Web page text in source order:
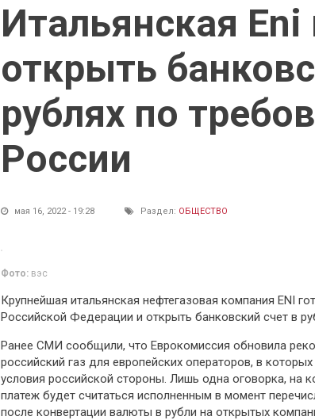
Итальянская Eni
открыть
рублях по
России
мая 16, 2022 - 19:28 Раздел: ОБЩЕСТВО
Фото: вэс
Крупнейшая итальянская нефтегазовая компания ENI
Российской Федерации и открыть банковский счет в
Ранее СМИ сообщили, что Еврокомиссия обновила
российский газ для европейских операторов, в
условия российской стороны. Лишь одна оговорка, на
платеж будет считаться исполненным в момент
после конвертации валюты в рубли на открытых